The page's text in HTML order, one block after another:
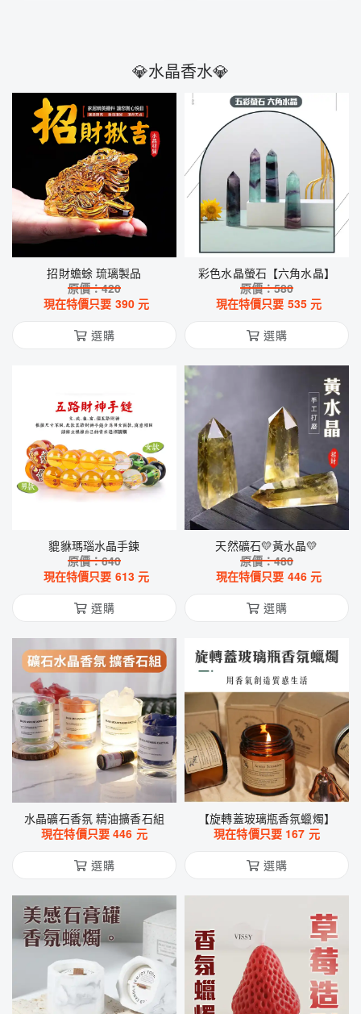
💎水晶香水💎
招財蟾蜍 琉璃製品
原價：420
現在特價只要 390 元
選購
彩色水晶螢石【六角水晶】
原價：580
現在特價只要 535 元
選購
貔貅瑪瑙水晶手鍊
原價：640
現在特價只要 613 元
選購
天然礦石💛黃水晶💛
原價：480
現在特價只要 446 元
選購
水晶礦石香氛 精油擴香石組
現在特價只要446 元
選購
【旋轉蓋玻璃瓶香氛蠟燭】
現在特價只要 167 元
選購